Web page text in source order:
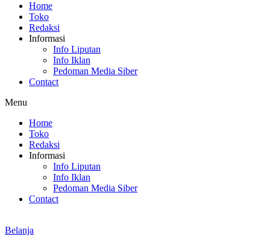
Home
Toko
Redaksi
Informasi
Info Liputan
Info Iklan
Pedoman Media Siber
Contact
Menu
Home
Toko
Redaksi
Informasi
Info Liputan
Info Iklan
Pedoman Media Siber
Contact
Belanja